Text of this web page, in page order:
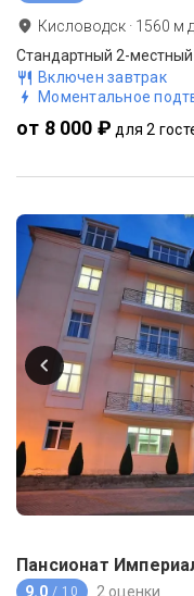
Кисловодск · 1560 м
Стандартный 2-
Включен завтрак
Моментальное
от 8 000 ₽ для 2
Пансионат
9.0 / 10 2 оценки